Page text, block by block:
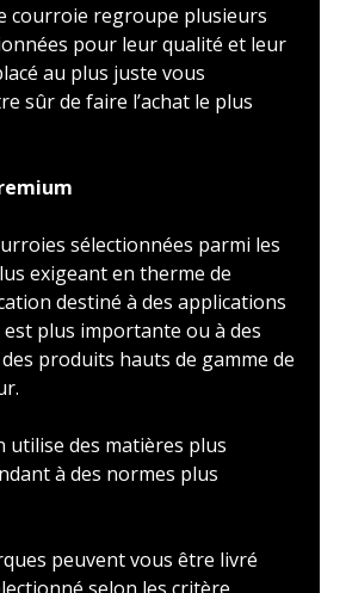
courroie regroupe plusieurs
pour leur qualité et leur
au plus juste vous
sûr de faire l’achat le plus
sélectionnées parmi les
exigeant en therme de
destiné à des applications
plus importante ou à des
produits hauts de gamme de
utilise des matières plus
à des normes plus
peuvent vous être livré